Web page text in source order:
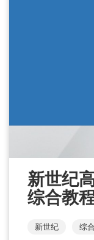
新世纪
综合教
新世纪 综合